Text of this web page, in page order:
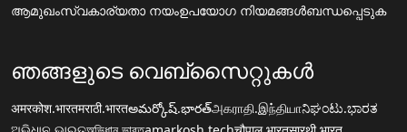
ആമുഖംസ്വകാര്യതാ നയംഉപയോഗ നിയമങ്ങൾബന്ധപ്പെടുക
ഞങ്ങളുടെ വെബ്സൈറ്റുകൾ
अमरकोश.भारतमराठी.भारतఅమర్కోష్.భారత్அகராதி.இந்தியாನಿಘಂಟು.ಭಾರತ